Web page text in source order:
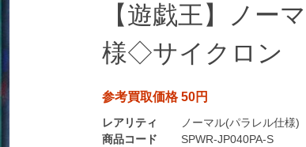
【遊戯王】ノー
様◇サイクロン
参考買取価格 50円
レアリティ
ノーマル(パラレル仕様)
商品コード
SPWR-JP040PA-S